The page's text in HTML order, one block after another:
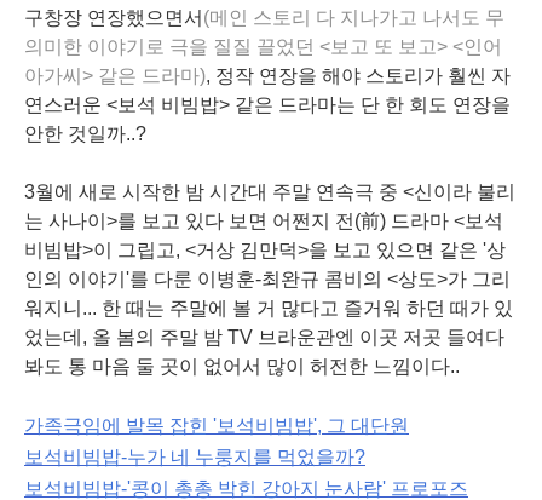
구창장 연장했으면서 (메인 스토리 다 지나가고 나서도 무
의미한 이야기로 극을 질질 끌었던 <보고 또 보고> <인어
아가씨> 같은 드라마), 정작 연장을 해야 스토리가 훨씬 자
연스러운 <보석 비빔밥> 같은 드라마는 단 한 회도 연장을
안한 것일까..?
3월에 새로 시작한 밤 시간대 주말 연속극 중 <신이라 불리
는 사나이>를 보고 있다 보면 어쩐지 전(前) 드라마 <보석
비빔밥>이 그립고, <거상 김만덕>을 보고 있으면 같은 '상
인의 이야기'를 다룬 이병훈-최완규 콤비의 <상도>가 그리
워지니... 한 때는 주말에 볼 거 많다고 즐거워 하던 때가 있
었는데, 올 봄의 주말 밤 TV 브라운관엔 이곳 저곳 들여다
봐도 통 마음 둘 곳이 없어서 많이 허전한 느낌이다..
가족극임에 발목 잡힌 '보석비빔밥', 그 대단원
보석비빔밥-누가 네 누룽지를 먹었을까?
보석비빔밥-'콩이 총총 박힌 강아지 눈사람' 프로포즈